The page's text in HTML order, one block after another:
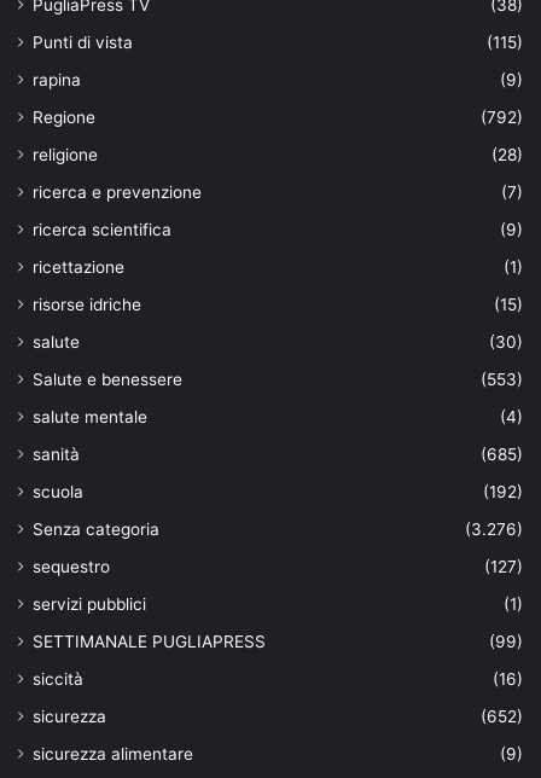
PugliaPress TV
(38)
Punti di vista
(115)
rapina
(9)
Regione
(792)
religione
(28)
ricerca e prevenzione
(7)
ricerca scientifica
(9)
ricettazione
(1)
risorse idriche
(15)
salute
(30)
Salute e benessere
(553)
salute mentale
(4)
sanità
(685)
scuola
(192)
Senza categoria
(3.276)
sequestro
(127)
servizi pubblici
(1)
SETTIMANALE PUGLIAPRESS
(99)
siccità
(16)
sicurezza
(652)
sicurezza alimentare
(9)